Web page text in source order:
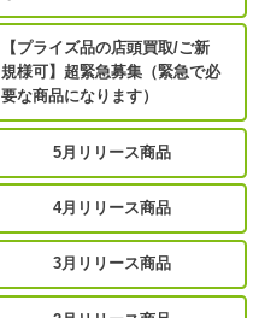
【プライズ品の店頭買取/ご新
規様可】超緊急募集（緊急で必
要な商品になります）
5月リリース商品
4月リリース商品
3月リリース商品